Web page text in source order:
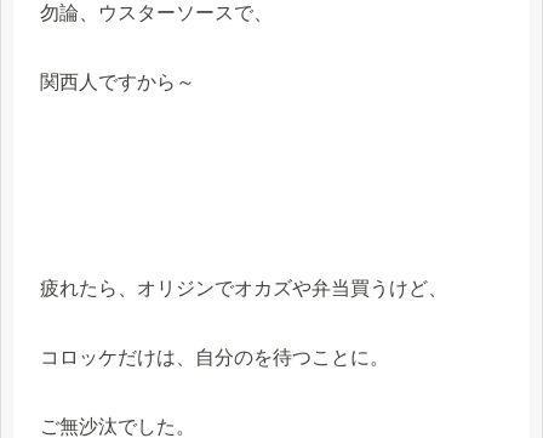
勿論、ウスターソースで、
関西人ですから～
疲れたら、オリジンでオカズや弁当買うけど、
コロッケだけは、自分のを待つことに。
ご無沙汰でした。